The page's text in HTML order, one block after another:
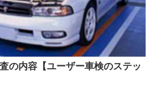
の内容【ユーザー車検のステッ